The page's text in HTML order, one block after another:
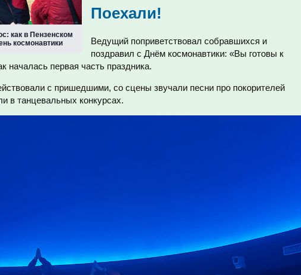
как в Пензенском
космонавтики
Поехали!
Ведущий поприветствовал собравшихся и
поздравил с Днём космонавтики: «Вы готовы к
началась первая часть праздника.
с пришедшими, со сцены звучали песни про покорителей
в танцевальных конкурсах.